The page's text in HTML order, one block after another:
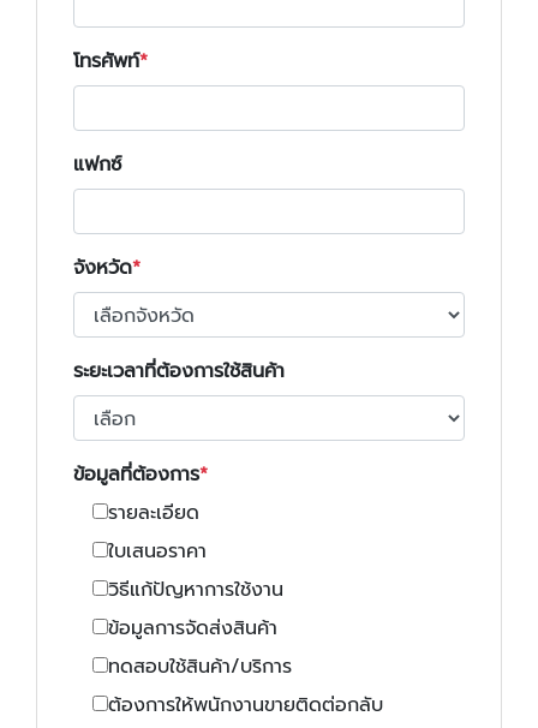
โทรศัพท์
แฟกซ์
จังหวัด
ระยะเวลาที่ต้องการใช้สินค้า
ข้อมูลที่ต้องการ
รายละเอียด
ใบเสนอราคา
วิธีแก้ปัญหาการใช้งาน
ข้อมูลการจัดส่งสินค้า
ทดสอบใช้สินค้า/บริการ
ต้องการให้พนักงานขายติดต่อกลับ